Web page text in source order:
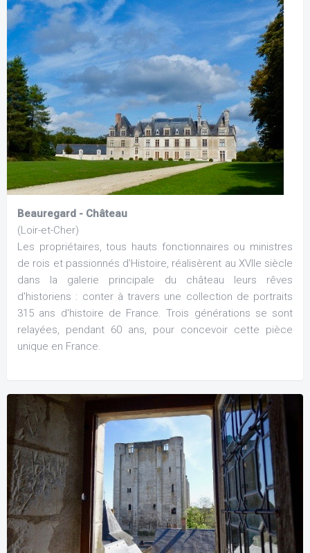
Beauregard - Château
(Loir-et-Cher)
Les propriétaires, tous hauts fonctionnaires ou ministres
de rois et passionnés d’Histoire, réalisèrent au XVIIe siècle
dans la galerie principale du château leurs rêves
d'historiens : conter à travers une collection de portraits
315 ans d'histoire de France. Trois générations se sont
relayées, pendant 60 ans, pour concevoir cette pièce
unique en France.